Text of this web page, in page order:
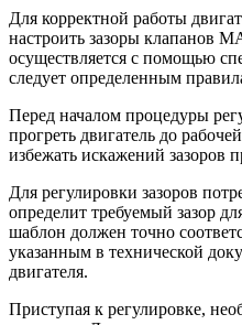
Для корректной работы
настроить зазоры клапанов
осуществляется с помощью
следует определенным
Перед началом процедуры
прогреть двигатель до
избежать искажений зазоров
Для регулировки зазоров
определит требуемый зазор
шаблон должен точно
указанным в технической
двигателя.
Приступая к регулировке,